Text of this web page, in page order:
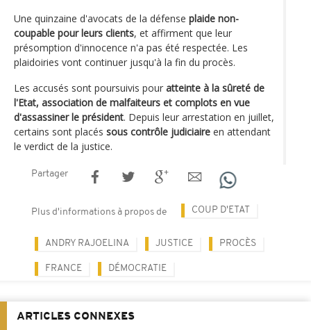
Une quinzaine d'avocats de la défense plaide non-
coupable pour leurs clients, et affirment que leur
présomption d'innocence n'a pas été respectée. Les
plaidoiries vont continuer jusqu'à la fin du procès.
Les accusés sont poursuivis pour atteinte à la sûreté de
l'Etat, association de malfaiteurs et complots en vue
d'assassiner le président. Depuis leur arrestation en juillet,
certains sont placés sous contrôle judiciaire en attendant
le verdict de la justice.
Partager
Plus d'informations à propos de COUP D'ETAT
ANDRY RAJOELINA JUSTICE PROCÈS
FRANCE DÉMOCRATIE
ARTICLES CONNEXES